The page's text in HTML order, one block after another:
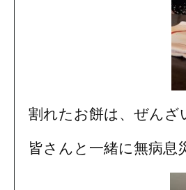
割れたお餅は、ぜんざ
皆さんと一緒に無病息